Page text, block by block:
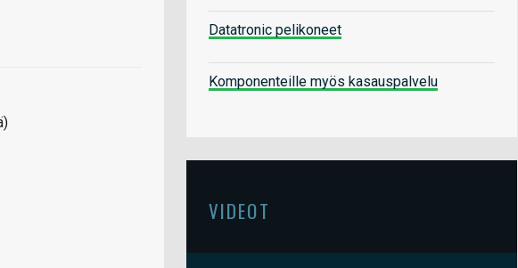
Datatronic pelikoneet
Komponenteille myös kasauspalvelu
VIDEOT